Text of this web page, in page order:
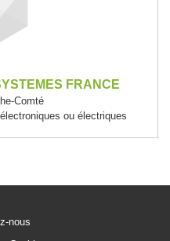
FRANCE
Comté
ou électriques
nous